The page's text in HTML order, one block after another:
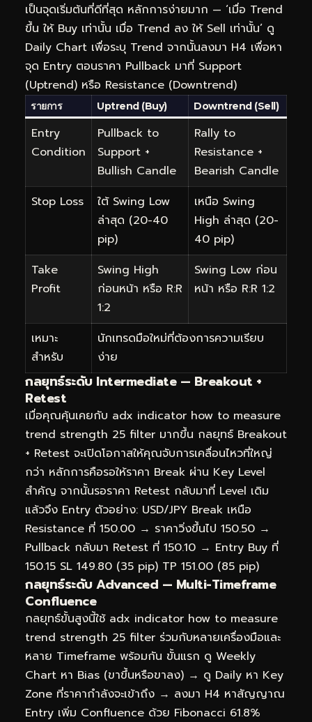
เป็นจุดเริ่มต้นที่ดีที่สุด หลักการง่ายมาก — ‘เมื่อ Trend
ขึ้น ให้ Buy เท่านั้น เมื่อ Trend ลง ให้ Sell เท่านั้น’ ดู
Daily Chart เพื่อระบุ Trend จากนั้นลงมา H4 เพื่อหา
จุด Entry ตอนราคา Pullback มาที่ Support
(Uptrend) หรือ Resistance (Downtrend)
รายการ Uptrend (Buy) Downtrend (Sell)
Entry
Condition
Pullback to
Support +
Bullish Candle
Rally to
Resistance +
Bearish Candle
Stop Loss
ใต้ Swing Low
ล่าสุด (20-40
pip)
เหนือ Swing
High ล่าสุด (20-
40 pip)
Take
Profit
Swing High
ก่อนหน้า หรือ R:R
1:2
Swing Low ก่อน
หน้า หรือ R:R 1:2
เหมาะ
สำหรับ
นักเทรดมือใหม่ที่ต้องการความเรียบ
ง่าย
กลยุทธ์ระดับ Intermediate — Breakout +
Retest
เมื่อคุณคุ้นเคยกับ adx indicator how to measure
trend strength 25 filter มากขึ้น กลยุทธ์ Breakout
+ Retest จะเปิดโอกาสให้คุณจับการเคลื่อนไหวที่ใหญ่
กว่า หลักการคือรอให้ราคา Break ผ่าน Key Level
สำคัญ จากนั้นรอราคา Retest กลับมาที่ Level เดิม
แล้วจึง Entry ตัวอย่าง: USD/JPY Break เหนือ
Resistance ที่ 150.00 → ราคาวิ่งขึ้นไป 150.50 →
Pullback กลับมา Retest ที่ 150.10 → Entry Buy ที่
150.15 SL 149.80 (35 pip) TP 151.00 (85 pip)
กลยุทธ์ระดับ Advanced — Multi-Timeframe
Confluence
กลยุทธ์ขั้นสูงนี้ใช้ adx indicator how to measure
trend strength 25 filter ร่วมกับหลายเครื่องมือและ
หลาย Timeframe พร้อมกัน ขั้นแรก ดู Weekly
Chart หา Bias (ขาขึ้นหรือขาลง) → ดู Daily หา Key
Zone ที่ราคากำลังจะเข้าถึง → ลงมา H4 หาสัญญาณ
Entry เพิ่ม Confluence ด้วย Fibonacci 61.8%